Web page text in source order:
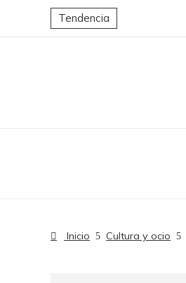
Tendencia
Inicio Cultura y ocio